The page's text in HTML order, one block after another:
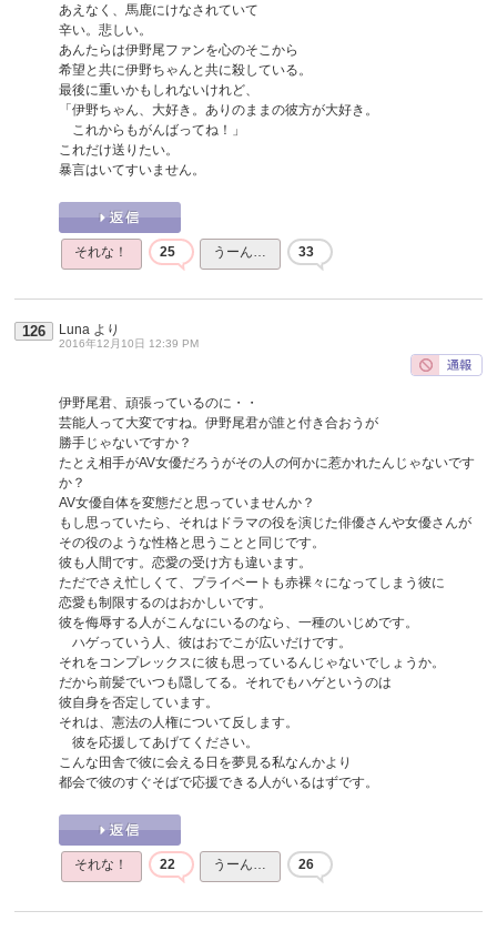
あえなく、馬鹿にけなされていて
辛い。悲しい。
あんたらは伊野尾ファンを心のそこから
希望と共に伊野ちゃんと共に殺している。
最後に重いかもしれないけれど、
「伊野ちゃん、大好き。ありのままの彼方が大好き。
これからもがんばってね！」
これだけ送りたい。
暴言はいてすいません。
それな！ 25 うーん… 33
126 Luna より
2016年12月10日 12:39 PM
伊野尾君、頑張っているのに・・
芸能人って大変ですね。伊野尾君が誰と付き合おうが
勝手じゃないですか？
たとえ相手がAV女優だろうがその人の何かに惹かれたんじゃないです
か？
AV女優自体を変態だと思っていませんか？
もし思っていたら、それはドラマの役を演じた俳優さんや女優さんが
その役のような性格と思うことと同じです。
彼も人間です。恋愛の受け方も違います。
ただでさえ忙しくて、プライベートも赤裸々になってしまう彼に
恋愛も制限するのはおかしいです。
彼を侮辱する人がこんなにいるのなら、一種のいじめです。
ハゲっていう人、彼はおでこが広いだけです。
それをコンプレックスに彼も思っているんじゃないでしょうか。
だから前髪でいつも隠してる。それでもハゲというのは
彼自身を否定しています。
それは、憲法の人権について反します。
彼を応援してあげてください。
こんな田舎で彼に会える日を夢見る私なんかより
都会で彼のすぐそばで応援できる人がいるはずです。
それな！ 22 うーん… 26